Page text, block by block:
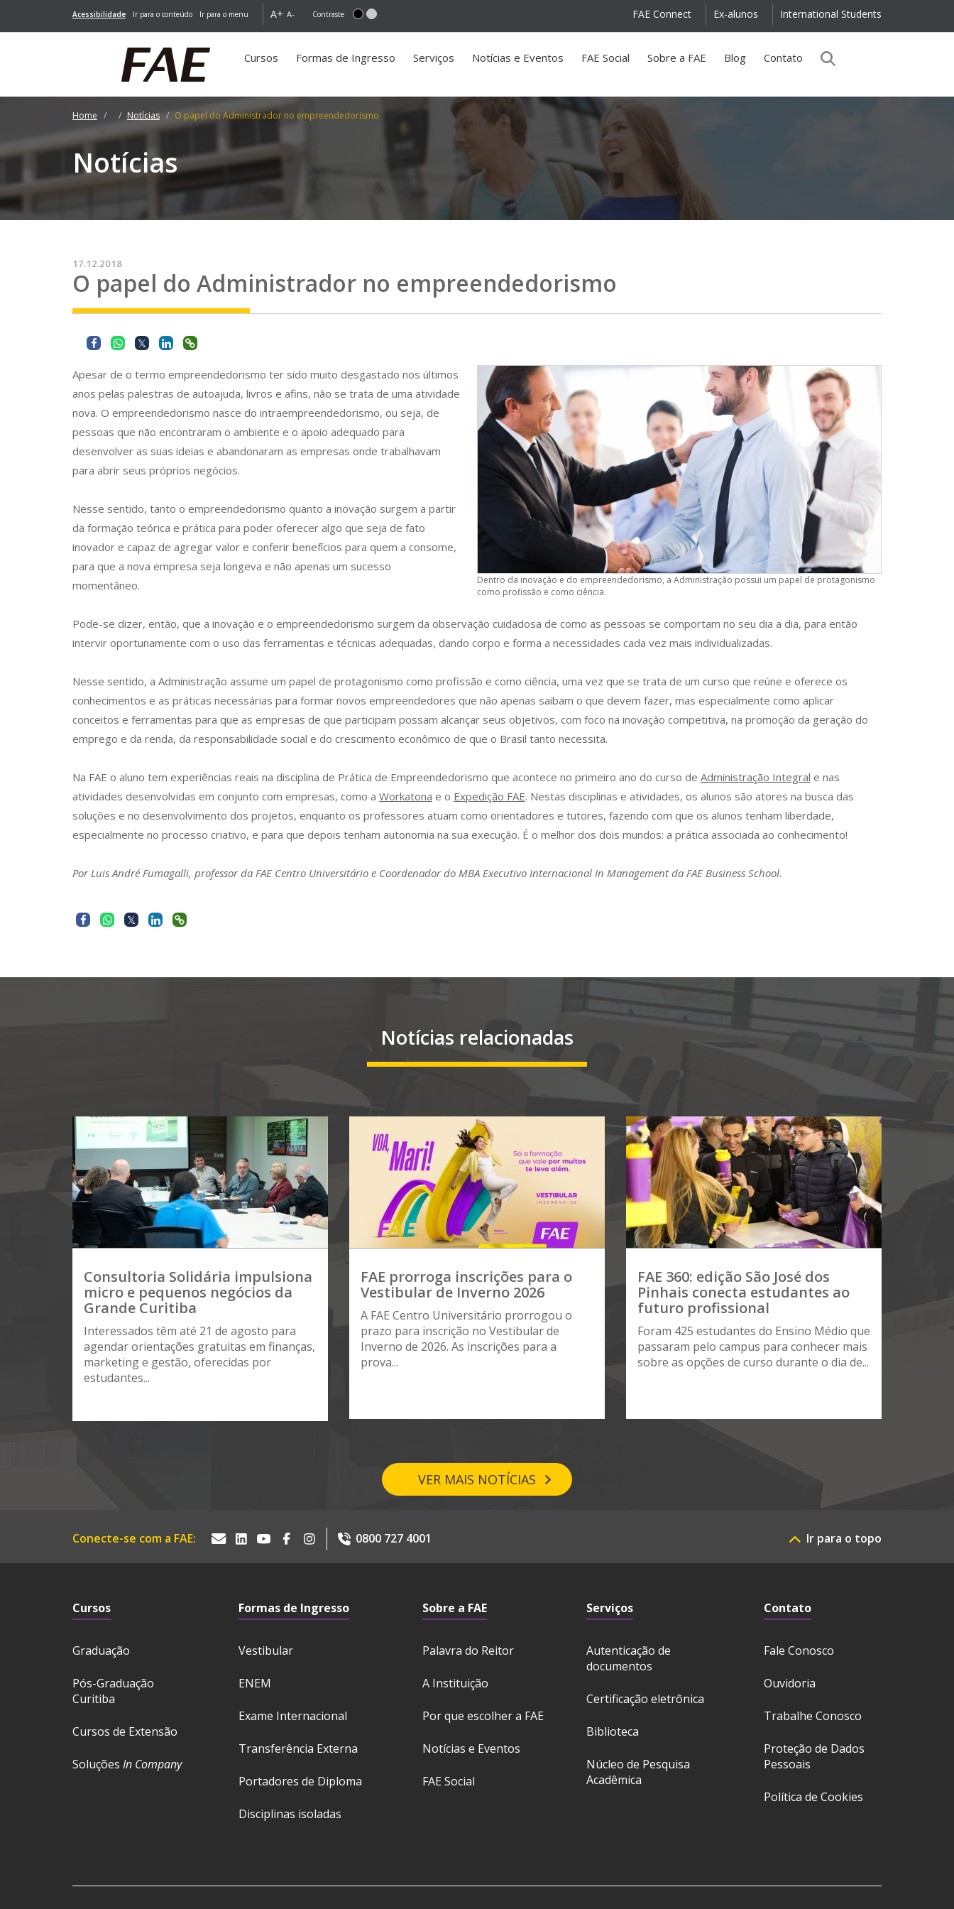
Acessibilidade Ir para o conteúdo Ir para o menu A+ A- Contraste International Students
Ex-alunos
FAE Connect
Cursos Formas de Ingresso Serviços Notícias e Eventos FAE Social Sobre a FAE Blog Contato
Home Notícias O papel do Administrador no empreendedorismo
Notícias
17.12.2018
O papel do Administrador no empreendedorismo
Dentro da inovação e do empreendedorismo, a Administração possui um papel de protagonismo
como profissão e como ciência.
Apesar de o termo empreendedorismo ter sido muito desgastado nos últimos
anos pelas palestras de autoajuda, livros e afins, não se trata de uma atividade
nova. O empreendedorismo nasce do intraempreendedorismo, ou seja, de
pessoas que não encontraram o ambiente e o apoio adequado para
desenvolver as suas ideias e abandonaram as empresas onde trabalhavam
para abrir seus próprios negócios.
Nesse sentido, tanto o empreendedorismo quanto a inovação surgem a partir
da formação teórica e prática para poder oferecer algo que seja de fato
inovador e capaz de agregar valor e conferir benefícios para quem a consome,
para que a nova empresa seja longeva e não apenas um sucesso
momentâneo.
Pode-se dizer, então, que a inovação e o empreendedorismo surgem da observação cuidadosa de como as pessoas se comportam no seu dia a dia, para então
intervir oportunamente com o uso das ferramentas e técnicas adequadas, dando corpo e forma a necessidades cada vez mais individualizadas.
Nesse sentido, a Administração assume um papel de protagonismo como profissão e como ciência, uma vez que se trata de um curso que reúne e oferece os
conhecimentos e as práticas necessárias para formar novos empreendedores que não apenas saibam o que devem fazer, mas especialmente como aplicar
conceitos e ferramentas para que as empresas de que participam possam alcançar seus objetivos, com foco na inovação competitiva, na promoção da geração do
emprego e da renda, da responsabilidade social e do crescimento econômico de que o Brasil tanto necessita.
Na FAE o aluno tem experiências reais na disciplina de Prática de Empreendedorismo que acontece no primeiro ano do curso de Administração Integral e nas
atividades desenvolvidas em conjunto com empresas, como a Workatona e o Expedição FAE. Nestas disciplinas e atividades, os alunos são atores na busca das
soluções e no desenvolvimento dos projetos, enquanto os professores atuam como orientadores e tutores, fazendo com que os alunos tenham liberdade,
especialmente no processo criativo, e para que depois tenham autonomia na sua execução. É o melhor dos dois mundos: a prática associada ao conhecimento!
Por Luis André Fumagalli, professor da FAE Centro Universitário e Coordenador do MBA Executivo Internacional In Management da FAE Business School.
Notícias relacionadas
Consultoria Solidária impulsiona
micro e pequenos negócios da
Grande Curitiba
Interessados têm até 21 de agosto para
agendar orientações gratuitas em finanças,
marketing e gestão, oferecidas por
estudantes...
FAE prorroga inscrições para o
Vestibular de Inverno 2026
A FAE Centro Universitário prorrogou o
prazo para inscrição no Vestibular de
Inverno de 2026. As inscrições para a
prova...
FAE 360: edição São José dos
Pinhais conecta estudantes ao
futuro profissional
Foram 425 estudantes do Ensino Médio que
passaram pelo campus para conhecer mais
sobre as opções de curso durante o dia de...
VER MAIS NOTÍCIAS
Conecte-se com a FAE: 0800 727 4001 Ir para o topo
Cursos
Graduação
Pós-Graduação
Curitiba
Cursos de Extensão
Soluções In Company
Formas de Ingresso
Vestibular
ENEM
Exame Internacional
Transferência Externa
Portadores de Diploma
Disciplinas isoladas
Sobre a FAE
Palavra do Reitor
A Instituição
Por que escolher a FAE
Notícias e Eventos
FAE Social
Serviços
Autenticação de
documentos
Certificação eletrônica
Biblioteca
Núcleo de Pesquisa
Acadêmica
Contato
Fale Conosco
Ouvidoria
Trabalhe Conosco
Proteção de Dados
Pessoais
Política de Cookies